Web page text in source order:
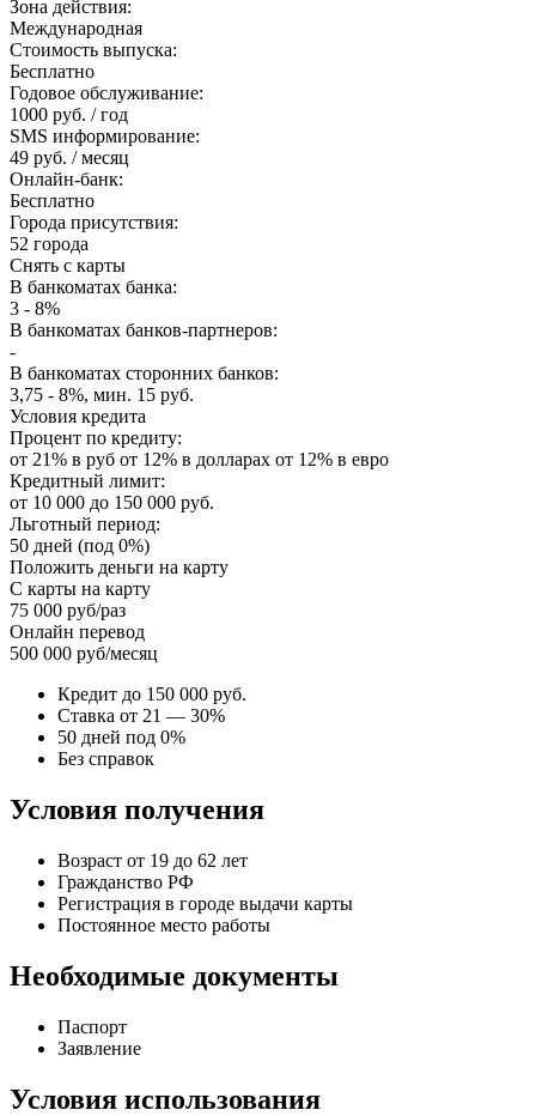
Зона действия:
Международная
Стоимость выпуска:
Бесплатно
Годовое обслуживание:
1000 руб. / год
SMS информирование:
49 руб. / месяц
Онлайн-банк:
Бесплатно
Города присутствия:
52 города
Снять с карты
В банкоматах банка:
3 - 8%
В банкоматах банков-партнеров:
-
В банкоматах сторонних банков:
3,75 - 8%, мин. 15 руб.
Условия кредита
Процент по кредиту:
от 21% в руб от 12% в долларах от 12% в евро
Кредитный лимит:
от 10 000 до 150 000 руб.
Льготный период:
50 дней (под 0%)
Положить деньги на карту
С карты на карту
75 000 руб/раз
Онлайн перевод
500 000 руб/месяц
Кредит до 150 000 руб.
Ставка от 21 — 30%
50 дней под 0%
Без справок
Условия получения
Возраст от 19 до 62 лет
Гражданство РФ
Регистрация в городе выдачи карты
Постоянное место работы
Необходимые документы
Паспорт
Заявление
Условия использования